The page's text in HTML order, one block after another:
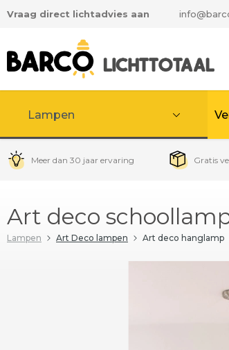
hoofdinhoud
Vraag direct lichtadvies aan
Lampen
Meer dan 30 jaar ervaring Gratis
Art deco
Lampen Art Deco lampen Art deco hanglamp